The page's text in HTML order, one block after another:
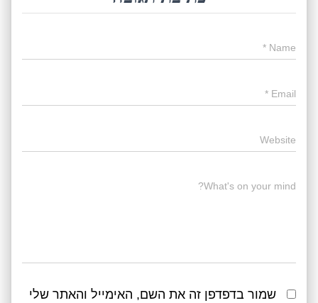
Name
*
Email
*
Website
What's on your mind?
שמור בדפדפן זה את השם, האימייל והאתר שלי